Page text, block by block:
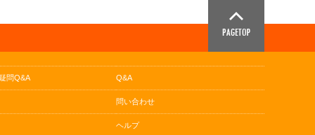
問Q&A Q&A
問い合わせ
ヘルプ